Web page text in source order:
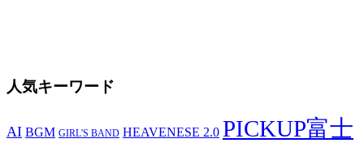
人気キーワード
AI BGM GIRL'S BAND HEAVENESE 2.0 PICKUP富士